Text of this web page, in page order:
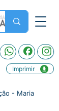
Imprimir
- Maria